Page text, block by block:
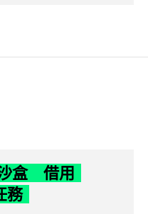
盒 借用
務